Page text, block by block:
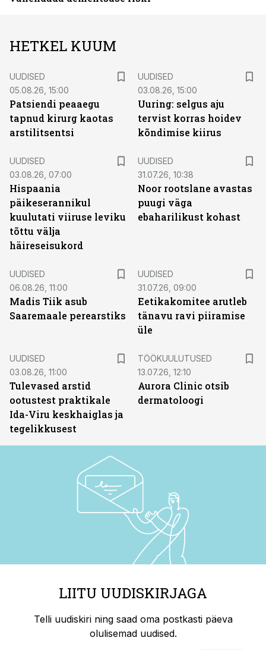
HETKEL KUUM
UUDISED
05.08.26, 15:00
Patsiendi peaaegu
tapnud kirurg kaotas
arstilitsentsi
UUDISED
03.08.26, 15:00
Uuring: selgus aju
tervist korras hoidev
kõndimise kiirus
UUDISED
03.08.26, 07:00
Hispaania
päikeserannikul
kuulutati viiruse leviku
tõttu välja
häireseisukord
UUDISED
31.07.26, 10:38
Noor rootslane avastas
puugi väga
ebaharilikust kohast
UUDISED
06.08.26, 11:00
Madis Tiik asub
Saaremaale perearstiks
UUDISED
31.07.26, 09:00
Eetikakomitee arutleb
tänavu ravi piiramise
üle
UUDISED
03.08.26, 11:00
Tulevased arstid
ootustest praktikale
Ida-Viru keskhaiglas ja
tegelikkusest
TÖÖKUULUTUSED
13.07.26, 12:10
Aurora Clinic otsib
dermatoloogi
LIITU UUDISKIRJAGA
Telli uudiskiri ning saad oma postkasti päeva
olulisemad uudised.